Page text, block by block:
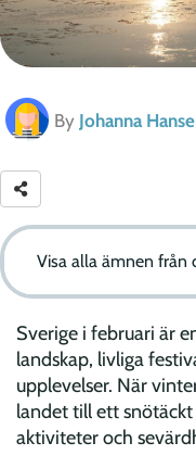
By Johanna
Visa alla ämnen från
Sverige i februari är
landskap, livliga
upplevelser. När
landet till ett
aktiviteter och